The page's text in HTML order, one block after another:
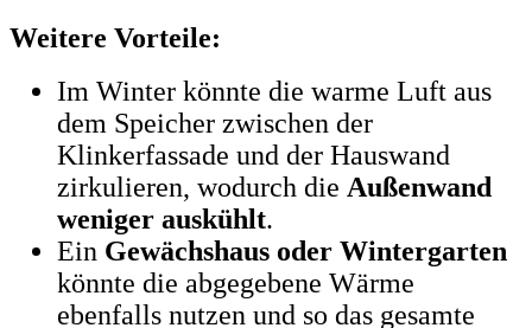
Weitere Vorteile:
Im Winter könnte die warme Luft aus
dem Speicher zwischen der
Klinkerfassade und der Hauswand
zirkulieren, wodurch die Außenwand
weniger auskühlt.
Ein Gewächshaus oder Wintergarten
könnte die abgegebene Wärme
ebenfalls nutzen und so das gesamte